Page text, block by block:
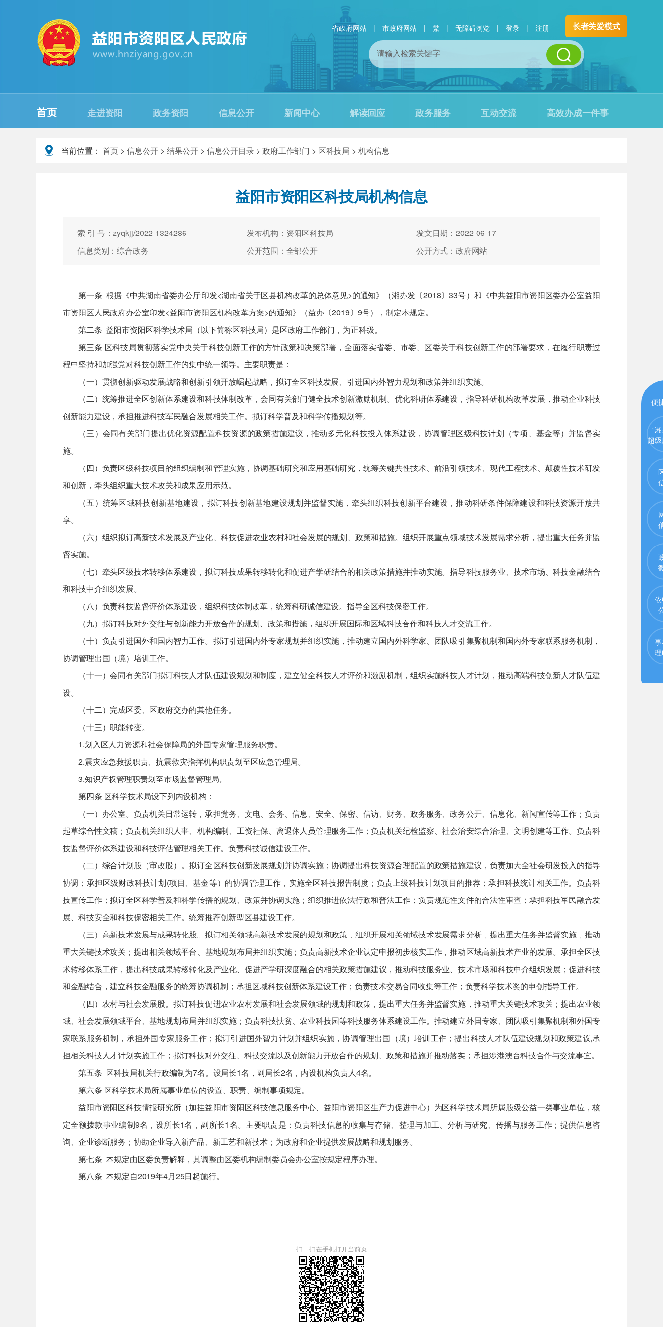
省政府网站 | 市政府网站 | 繁 | 无障碍浏览 | 登录 | 注册 长者关爱模式
首页 走进资阳 政务资阳 信息公开 新闻中心 解读回应 政务服务 互动交流 高效办成一件事
当前位置： 首页 > 信息公开 > 结果公开 > 信息公开目录 > 政府工作部门 > 区科技局 > 机构信息
益阳市资阳区科技局机构信息
索 引 号：zyqkjj/2022-1324286 发布机构：资阳区科技局
发文日期：2022-06-17
信息类别：综合政务
公开范围：全部公开 公开方式：政府网站
第一条 根据《中共湖南省委办公厅印发<湖南省关于区县机构改革的总体意见>的通知》（湘办发〔2018〕33号）和《中共益阳市资阳区委办公室益阳
市资阳区人民政府办公室印发<益阳市资阳区机构改革方案>的通知》（益办〔2019〕9号），制定本规定。
第二条 益阳市资阳区科学技术局（以下简称区科技局）是区政府工作部门，为正科级。
第三条 区科技局贯彻落实党中央关于科技创新工作的方针政策和决策部署，全面落实省委、市委、区委关于科技创新工作的部署要求，在履行职责过
程中坚持和加强党对科技创新工作的集中统一领导。主要职责是：
（一）贯彻创新驱动发展战略和创新引领开放崛起战略，拟订全区科技发展、引进国内外智力规划和政策并组织实施。
（二）统筹推进全区创新体系建设和科技体制改革，会同有关部门健全技术创新激励机制。优化科研体系建设，指导科研机构改革发展，推动企业科技
创新能力建设，承担推进科技军民融合发展相关工作。拟订科学普及和科学传播规划等。
（三）会同有关部门提出优化资源配置科技资源的政策措施建议，推动多元化科技投入体系建设，协调管理区级科技计划（专项、基金等）并监督实
施。
（四）负责区级科技项目的组织编制和管理实施，协调基础研究和应用基础研究，统筹关键共性技术、前沿引领技术、现代工程技术、颠覆性技术研发
和创新，牵头组织重大技术攻关和成果应用示范。
（五）统筹区域科技创新基地建设，拟订科技创新基地建设规划并监督实施，牵头组织科技创新平台建设，推动科研条件保障建设和科技资源开放共
享。
（六）组织拟订高新技术发展及产业化、科技促进农业农村和社会发展的规划、政策和措施。组织开展重点领域技术发展需求分析，提出重大任务并监
督实施。
（七）牵头区级技术转移体系建设，拟订科技成果转移转化和促进产学研结合的相关政策措施并推动实施。指导科技服务业、技术市场、科技金融结合
和科技中介组织发展。
（八）负责科技监督评价体系建设，组织科技体制改革，统筹科研诚信建设。指导全区科技保密工作。
（九）拟订科技对外交往与创新能力开放合作的规划、政策和措施，组织开展国际和区域科技合作和科技人才交流工作。
（十）负责引进国外和国内智力工作。拟订引进国内外专家规划并组织实施，推动建立国内外科学家、团队吸引集聚机制和国内外专家联系服务机制，
协调管理出国（境）培训工作。
（十一）会同有关部门拟订科技人才队伍建设规划和制度，建立健全科技人才评价和激励机制，组织实施科技人才计划，推动高端科技创新人才队伍建
设。
（十二）完成区委、区政府交办的其他任务。
（十三）职能转变。
1.划入区人力资源和社会保障局的外国专家管理服务职责。
2.震灾应急救援职责、抗震救灾指挥机构职责划至区应急管理局。
3.知识产权管理职责划至市场监督管理局。
第四条 区科学技术局设下列内设机构：
（一）办公室。负责机关日常运转，承担党务、文电、会务、信息、安全、保密、信访、财务、政务服务、政务公开、信息化、新闻宣传等工作；负责
起草综合性文稿；负责机关组织人事、机构编制、工资社保、离退休人员管理服务工作；负责机关纪检监察、社会治安综合治理、文明创建等工作。负责科
技监督评价体系建设和科技评估管理相关工作。负责科技诚信建设工作。
（二）综合计划股（审改股）。拟订全区科技创新发展规划并协调实施；协调提出科技资源合理配置的政策措施建议，负责加大全社会研发投入的指导
协调；承担区级财政科技计划(项目、基金等）的协调管理工作，实施全区科技报告制度；负责上级科技计划项目的推荐；承担科技统计相关工作。负责科
技宣传工作；拟订全区科学普及和科学传播的规划、政策并协调实施；组织推进依法行政和普法工作；负责规范性文件的合法性审查；承担科技军民融合发
展、科技安全和科技保密相关工作。统筹推荐创新型区县建设工作。
（三）高新技术发展与成果转化股。拟订相关领域高新技术发展的规划和政策，组织开展相关领域技术发展需求分析，提出重大任务并监督实施，推动
重大关键技术攻关；提出相关领域平台、基地规划布局并组织实施；负责高新技术企业认定申报初步核实工作，推动区域高新技术产业的发展。承担全区技
术转移体系工作，提出科技成果转移转化及产业化、促进产学研深度融合的相关政策措施建议，推动科技服务业、技术市场和科技中介组织发展；促进科技
和金融结合，建立科技金融服务的统筹协调机制；承担区域科技创新体系建设工作；负责技术交易合同收集等工作；负责科学技术奖的申创指导工作。
（四）农村与社会发展股。拟订科技促进农业农村发展和社会发展领域的规划和政策，提出重大任务并监督实施，推动重大关键技术攻关；提出农业领
域、社会发展领域平台、基地规划布局并组织实施；负责科技扶贫、农业科技园等科技服务体系建设工作。推动建立外国专家、团队吸引集聚机制和外国专
家联系服务机制，承担外国专家服务工作；拟订引进国外智力计划并组织实施，协调管理出国（境）培训工作；提出科技人才队伍建设规划和政策建议,承
担相关科技人才计划实施工作；拟订科技对外交往、科技交流以及创新能力开放合作的规划、政策和措施并推动落实；承担涉港澳台科技合作与交流事宜。
第五条 区科技局机关行政编制为7名。设局长1名，副局长2名，内设机构负责人4名。
第六条 区科学技术局所属事业单位的设置、职责、编制事项规定。
益阳市资阳区科技情报研究所（加挂益阳市资阳区科技信息服务中心、益阳市资阳区生产力促进中心）为区科学技术局所属股级公益一类事业单位，核
定全额拨款事业编制9名，设所长1名，副所长1名。主要职责是：负责科技信息的收集与存储、整理与加工、分析与研究、传播与服务工作；提供信息咨
询、企业诊断服务；协助企业导入新产品、新工艺和新技术；为政府和企业提供发展战略和规划服务。
第七条 本规定由区委负责解释，其调整由区委机构编制委员会办公室按规定程序办理。
第八条 本规定自2019年4月25日起施行。
扫一扫在手机打开当前页
便
“
超